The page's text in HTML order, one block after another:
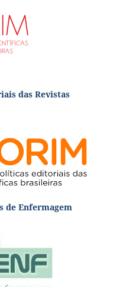
das Revistas
de Enfermagem